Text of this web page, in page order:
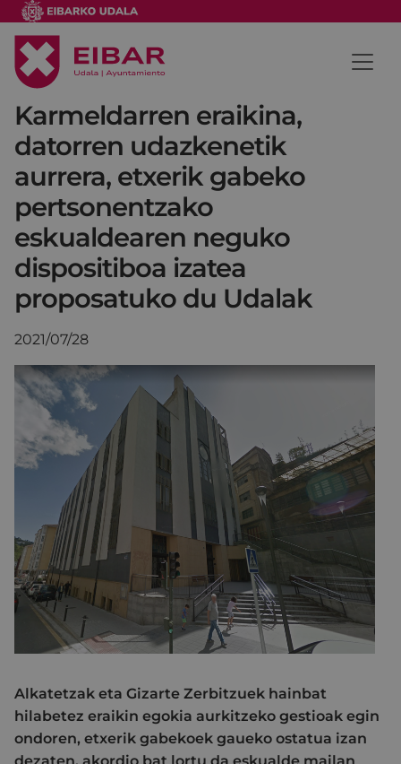
Karmeldarren eraikina,
datorren udazkenetik
aurrera, etxerik gabeko
pertsonentzako
eskualdearen neguko
dispositiboa izatea
proposatuko du Udalak
2021/07/28
Alkatetzak eta Gizarte Zerbitzuek hainbat
hilabetez eraikin egokia aurkitzeko gestioak egin
ondoren, etxerik gabekoek gaueko ostatua izan